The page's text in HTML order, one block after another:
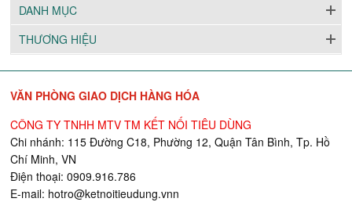
DANH MỤC
THƯƠNG HIỆU
VĂN PHÒNG GIAO DỊCH HÀNG HÓA
CÔNG TY TNHH MTV TM KẾT NỐI TIÊU DÙNG
Chi nhánh: 115 Đường C18, Phường 12, Quận Tân Bình, Tp. Hồ
Chí Minh, VN
Điện thoại: 0909.916.786
E-mail: hotro@ketnoitieudung.vnn